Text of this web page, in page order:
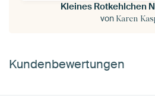
Kleines Rotkehlchen
von Karen
Kundenbewertungen